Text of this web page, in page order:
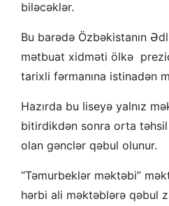
biləcəklər.
Bu barədə Özbəkistanın
mətbuat xidməti ölkə
tarixli fərmanına istinadən
Hazırda bu liseyə yalnız
bitirdikdən sonra orta təhsil
olan gənclər qəbul olunur.
“Təmurbeklər məktəbi”
hərbi ali məktəblərə qəbul